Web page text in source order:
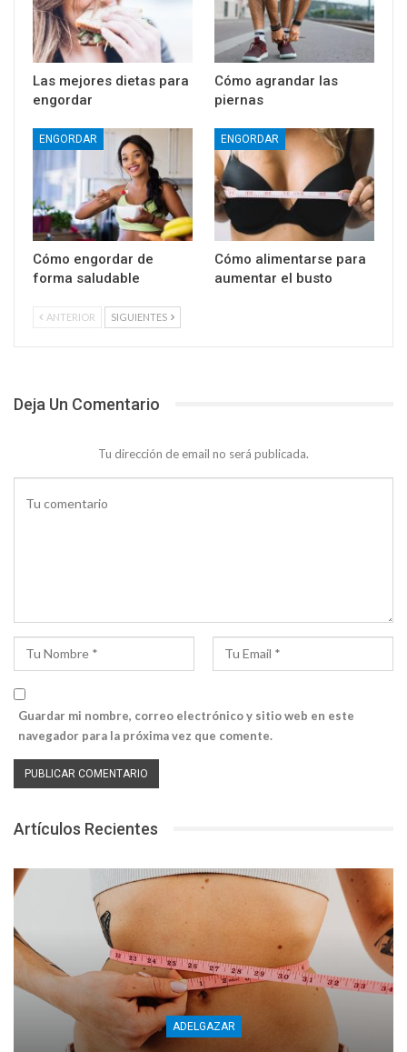
Las mejores dietas para
engordar
Cómo agrandar las
piernas
ENGORDAR
Cómo engordar de
forma saludable
ENGORDAR
Cómo alimentarse para
aumentar el busto
ANTERIOR SIGUIENTES
Deja Un Comentario
Tu dirección de email no será publicada.
Guardar mi nombre, correo electrónico y sitio web en este
navegador para la próxima vez que comente.
Artículos Recientes
ADELGAZAR